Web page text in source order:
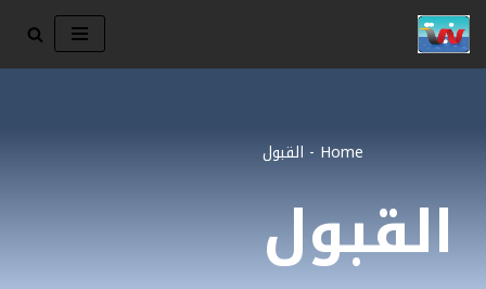
تخطى
Home
- القبول
القبول